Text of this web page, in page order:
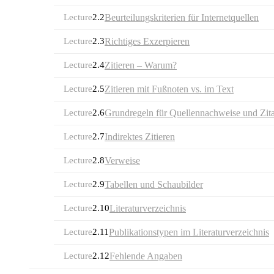
Lecture2.2Beurteilungskriterien für Internetquellen
Lecture2.3Richtiges Exzerpieren
Lecture2.4Zitieren – Warum?
Lecture2.5Zitieren mit Fußnoten vs. im Text
Lecture2.6Grundregeln für Quellennachweise und
Lecture2.7Indirektes Zitieren
Lecture2.8Verweise
Lecture2.9Tabellen und Schaubilder
Lecture2.10Literaturverzeichnis
Lecture2.11Publikationstypen im Literaturverzeichnis
Lecture2.12Fehlende Angaben